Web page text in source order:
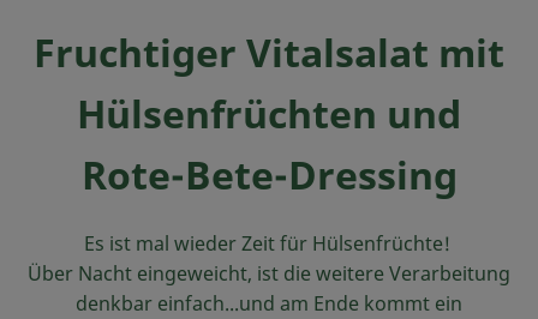
Getränke
Drogerie
Über uns
Blog & Aktuelles
Fruchtiger Vitalsalat mit
Hülsenfrüchten und
Rote-Bete-Dressing
Es ist mal wieder Zeit für Hülsenfrüchte!
Über Nacht eingeweicht, ist die weitere Verarbeitung
denkbar einfach...und am Ende kommt ein